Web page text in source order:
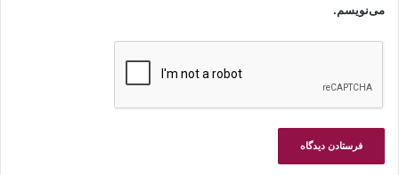
می‌نویسم.